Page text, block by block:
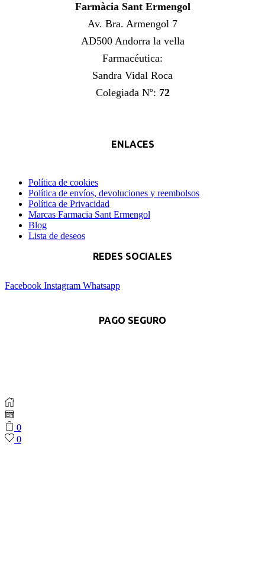
Farmàcia Sant Ermengol
Av. Bra. Armengol 7
AD500 Andorra la vella
Farmacéutica:
Sandra Vidal Roca
Colegiada Nº: 72
ENLACES
Política de cookies
Política de envíos, devoluciones y reembolsos
Política de Privacidad
Marcas Farmacia Sant Ermengol
Blog
Lista de deseos
REDES SOCIALES
Facebook Instagram Whatsapp
PAGO SEGURO
0
0